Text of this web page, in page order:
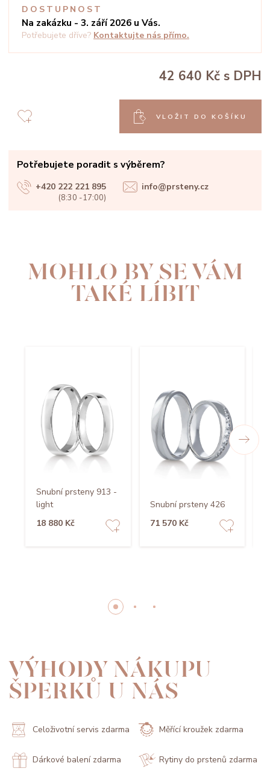
DOSTUPNOST
Na zakázku - 3. září 2026 u Vás.
Potřebujete dříve? Kontaktujte nás přímo.
42 640 Kč s DPH
VLOŽIT DO KOŠÍKU
Potřebujete poradit s výběrem?
+420 222 221 895
(8:30 -17:00)
info@prsteny.cz
MOHLO BY SE VÁM
TAKÉ LÍBIT
Snubní prsteny 913 -
light
18 880 Kč
Snubní prsteny 426
71 570 Kč
VÝHODY NÁKUPU
ŠPERKŮ U NÁS
Celoživotní servis zdarma Měřící kroužek zdarma
Dárkové balení zdarma Rytiny do prstenů zdarma